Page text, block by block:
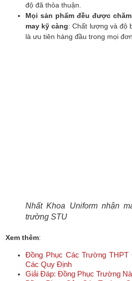
độ đã thỏa thuận.
Mọi sản phẩm đều được
may kỹ càng: Chất lượng và độ
là ưu tiên hàng đầu trong mọi
Nhất Khoa Uniform nhận
trường STU
Xem thêm:
Đồng Phục Các Trường
Các Quy Định
Giải Đáp: Đồng Phục Trường